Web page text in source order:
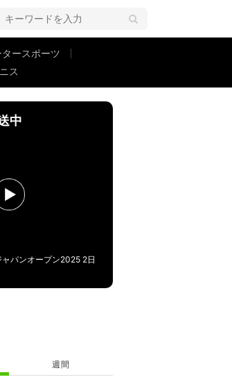
タースポーツ
ス
に貢献
中
ャパンオープン2025 2日
週間